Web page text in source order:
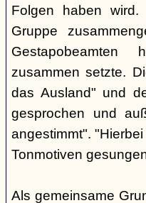
Folgen haben
Gruppe
Gestapobeamten
zusammen setzte.
das Ausland" und
gesprochen und
angestimmt".
Tonmotiven
Als gemeinsame